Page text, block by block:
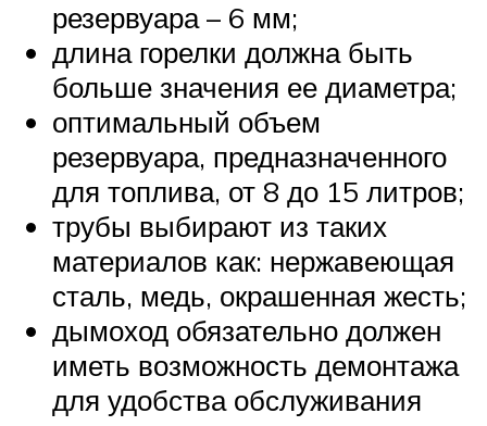
резервуара – 6 мм;
длина горелки должна быть
больше значения ее диаметра;
оптимальный объем
резервуара, предназначенного
для топлива, от 8 до 15 литров;
трубы выбирают из таких
материалов как: нержавеющая
сталь, медь, окрашенная жесть;
дымоход обязательно должен
иметь возможность демонтажа
для удобства обслуживания